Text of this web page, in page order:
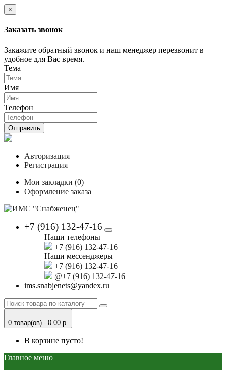
×
Заказать звонок
Закажите обратный звонок и наш менеджер перезвонит в
удобное для Вас время.
Тема
Имя
Телефон
Отправить
Авторизация
Регистрация
Мои закладки (0)
Оформление заказа
+7 (916) 132-47-16
Наши телефоны
+7 (916) 132-47-16
Наши мессенджеры
+7 (916) 132-47-16
@+7 (916) 132-47-16
ims.snabjenets@yandex.ru
0 товар(ов) - 0.00 р.
В корзине пусто!
Главное меню